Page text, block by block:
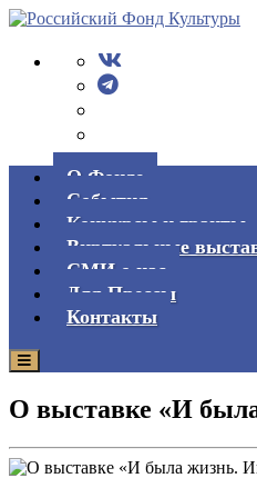
О Фонде
События
Конкурсы и гранты
Виртуальные
СМИ о нас
Для Прессы
Контакты
О выставке «И